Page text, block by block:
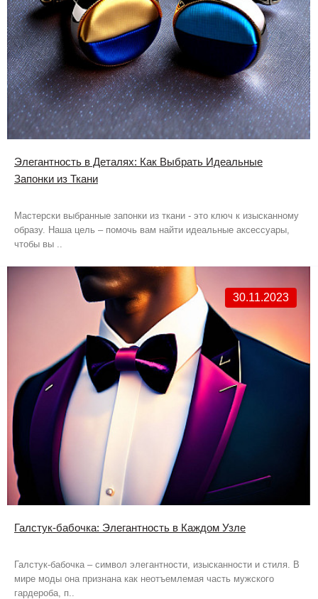
Элегантность в Деталях: Как Выбрать Идеальные
Запонки из Ткани
Мастерски выбранные запонки из ткани - это ключ к изысканному
образу. Наша цель – помочь вам найти идеальные аксессуары,
чтобы вы ..
30.11.2023
Галстук-бабочка: Элегантность в Каждом Узле
Галстук-бабочка – символ элегантности, изысканности и стиля. В
мире моды она признана как неотъемлемая часть мужского
гардероба, п..